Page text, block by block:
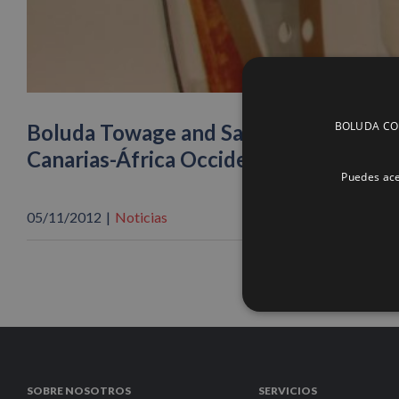
Boluda Towage and Salvage presente
Canarias-África Occidental de ICHCA
05/11/2012 | Noticias
SOBRE NOSOTROS SERVICIOS
BOLUDA
Puedes